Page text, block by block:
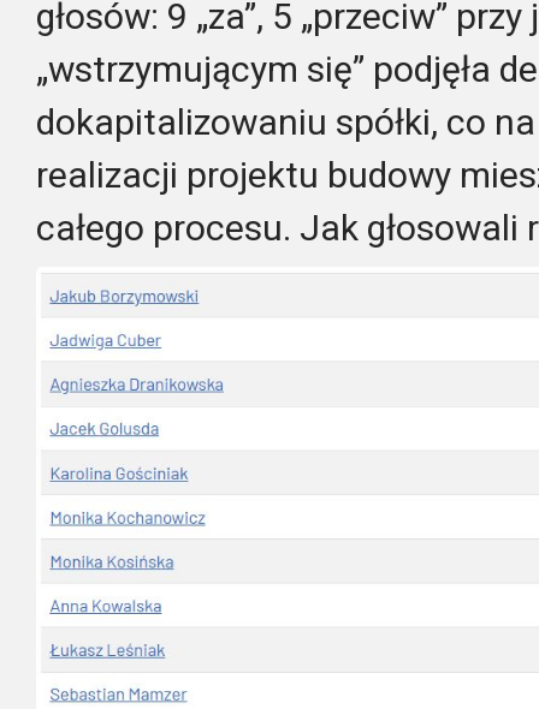
głosów: 9 „za”, 5 „przeciw”
„wstrzymującym się” podjęła
dokapitalizowaniu spółki, co
realizacji projektu budowy
całego procesu. Jak głosowali